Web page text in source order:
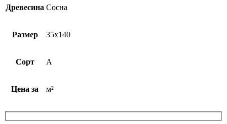
Древесина Сосна
Размер 35х140
Сорт A
Цена за м²